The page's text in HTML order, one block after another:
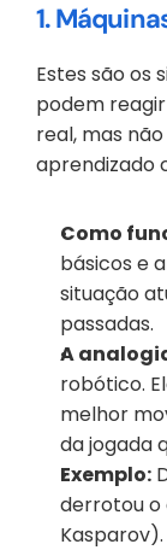
1.
Estes são os
podem
real, mas
aprendizado
Como
básicos e
situação
passadas.
A
robótico.
melhor
da jogada
Exemplo:
derrotou o
Kasparov).